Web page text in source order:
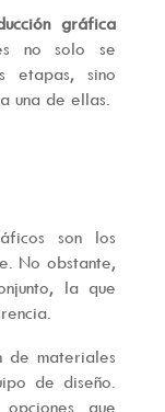
gráfica
no solo se
etapas, sino
una de ellas.
son los
No obstante,
la que
materiales
de diseño.
que